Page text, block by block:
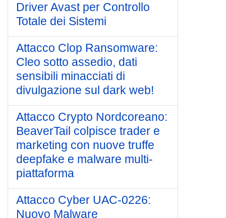
Driver Avast per Controllo
Totale dei Sistemi
Attacco Clop Ransomware:
Cleo sotto assedio, dati
sensibili minacciati di
divulgazione sul dark web!
Attacco Crypto Nordcoreano:
BeaverTail colpisce trader e
marketing con nuove truffe
deepfake e malware multi-
piattaforma
Attacco Cyber UAC-0226:
Nuovo Malware